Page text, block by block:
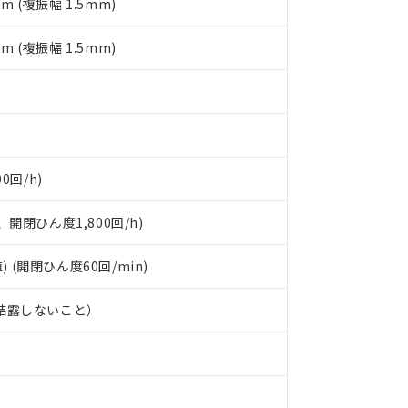
(複振幅 1.5mm)
(複振幅 1.5mm)
回/h)
開閉ひん度1,800回/h)
) (開閉ひん度60回/min)
しないこと）
への在庫切替を完了していることから、特段のことがない限り、
。